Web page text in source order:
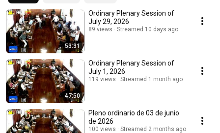
53:31
Ordinary Plenary Session of
July 29, 2026
89 views Streamed 10 days ago
47:50
Ordinary Plenary Session of
July 1, 2026
119 views Streamed 1 month ago
Pleno ordinario de 03 de junio
de 2026
100 views Streamed 2 months ago